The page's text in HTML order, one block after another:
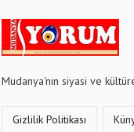
Mudanya'nın siyasi ve
Gizlilik Politikası